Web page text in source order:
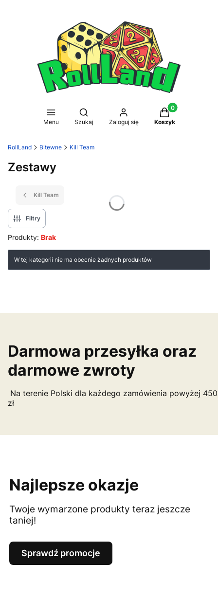
Menu
Otwórz wyszukiwarkę
Szukaj Zaloguj się
Produkty w
Koszyk
RollLand Bitewne Kill Team
Zestawy
Kill Team
Filtry
Produkty: Brak
Lista produktów
W tej kategorii nie ma obecnie żadnych produktów
Darmowa przesyłka oraz
darmowe zwroty
Na terenie Polski dla każdego zamówienia powyżej 450
zł
Najlepsze okazje
Twoje wymarzone produkty teraz jeszcze
taniej!
Sprawdź promocje